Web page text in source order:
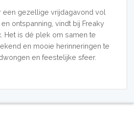
een gezellige vrijdagavond vol
ontspanning, vindt bij Freaky
Het is dé plek om samen te
en mooie herinneringen te
en feestelijke sfeer.